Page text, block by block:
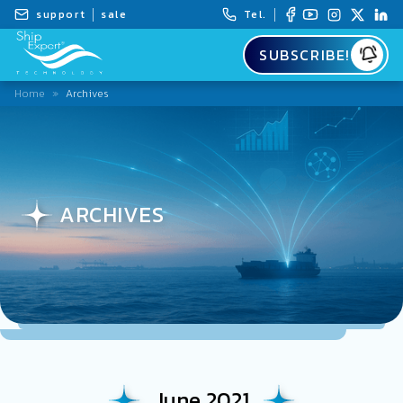
support sale Tel.
SUBSCRIBE!
Home » Archives
ARCHIVES